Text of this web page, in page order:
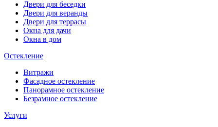
Двери для беседки
Двери для веранды
Двери для террасы
Окна для дачи
Окна в дом
Остекление
Витражи
Фасадное остекление
Панорамное остекление
Безрамное остекление
Услуги